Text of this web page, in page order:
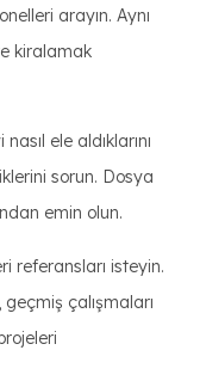
arayın. Aynı
kiralamak
ele aldıklarını
sorun. Dosya
emin olun.
referansları isteyin.
çalışmaları